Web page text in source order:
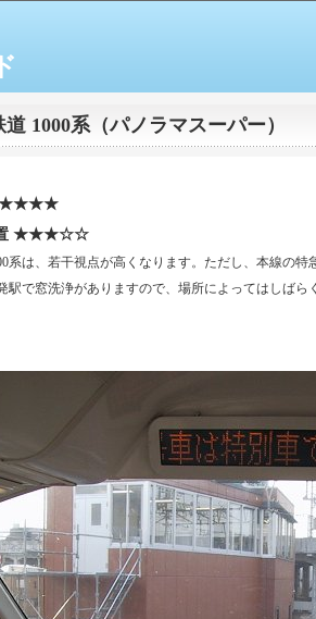
1000系（パノラマスーパー）
置 ★★★☆☆
系は、若干視点が高くなります。ただし、本線の
駅で窓洗浄がありますので、場所によってはしばら